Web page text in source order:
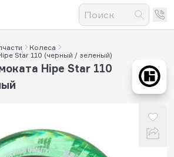
Колеса
Star 110 (черный / зеленый)
Hipe Star 110